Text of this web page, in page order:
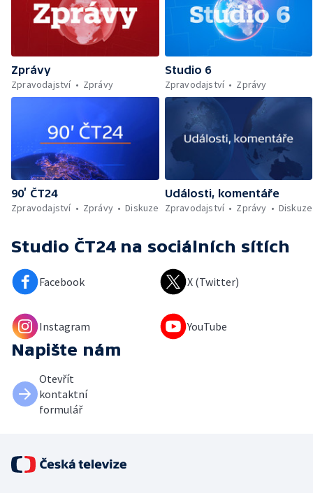
Zprávy
Zpravodajství
Zprávy
Studio 6
Zpravodajství
Zprávy
90’ ČT24
Zpravodajství
Zprávy Diskuze
Události, komentáře
Zpravodajství
Zprávy Diskuze
Studio ČT24 na sociálních sítích
Facebook X (Twitter)
Instagram YouTube
Napište nám
Otevřít
kontaktní
formulář